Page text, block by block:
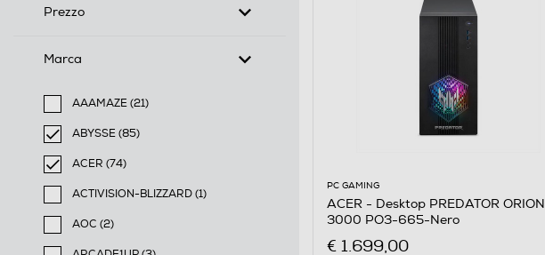
Prezzo
Marca
AAAMAZE (21)
Filtra per Marca: AAAMAZE
ABYSSE (85)
selected Filtro applicato per Marca: ABYSSE
ACER (74)
selected Filtro applicato per Marca: ACER
ACTIVISION-BLIZZARD (1)
Filtra per Marca: ACTIVISION-BLIZZARD
AOC (2)
Filtra per Marca: AOC
PC GAMING
ACER - Desktop PREDATOR ORION
3000 PO3-665-Nero
€ 1.699,00